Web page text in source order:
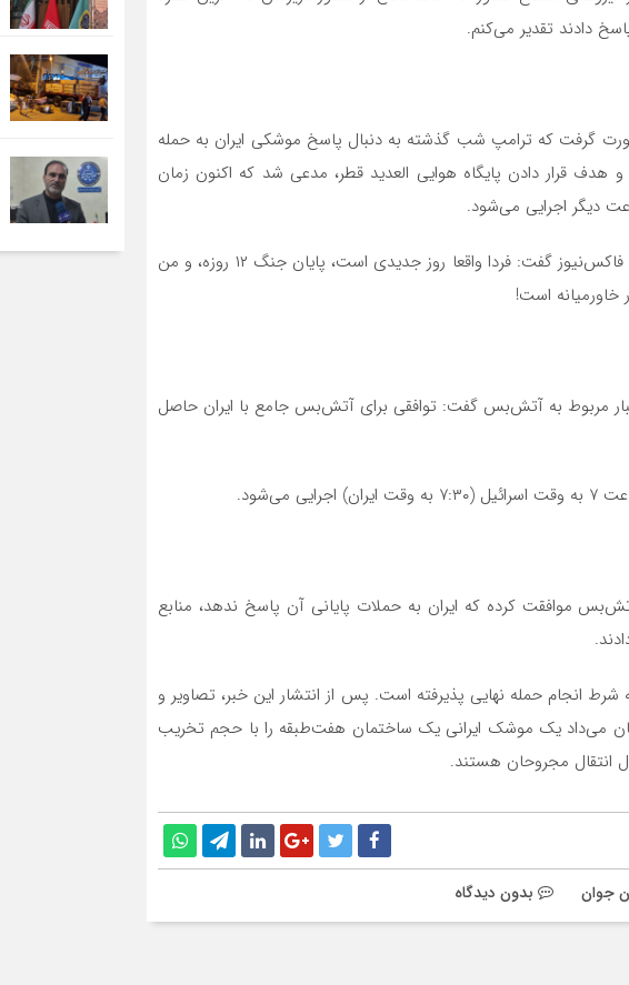
دادند تقدیر می‌کنم.
گرفت که ترامپ شب گذشته به دنبال پاسخ موشکی ایران به حمله
قرار دادن پایگاه هوایی العدید قطر، مدعی شد که اکنون زمان
همچنین، معاون او – جی دی ونس – هم به شبکه فاکس‌نیوز گفت: فردا واقعا روز جدیدی است، پایان جنگ ۱۲ روزه، و من
خاورمیانه است!
مربوط به آتش‌بس گفت: توافقی برای آتش‌بس جامع با ایران حاصل
موافقت کرده که ایران به حملات پایانی آن پاسخ ندهد، منابع
انجام حمله نهایی پذیرفته است. پس از انتشار این خبر، تصاویر و
می‌داد یک موشک ایرانی یک ساختمان هفت‌طبقه را با حجم تخریب
انتقال مجروحان هستند.
جوان بدون دیدگاه